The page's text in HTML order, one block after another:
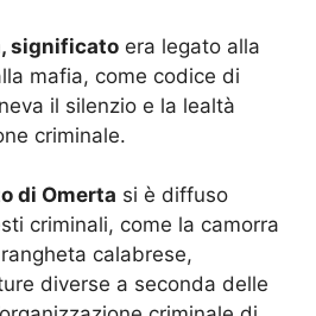
significato era legato alla
mafia, come codice di
il silenzio e la lealtà
criminale.
di Omerta si è diffuso
criminali, come la camorra
calabrese,
diverse a seconda delle